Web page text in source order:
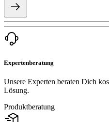
Expertenberatung
Unsere Experten beraten Dich
Lösung.
Produktberatung